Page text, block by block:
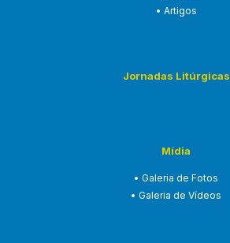
• Artigos
Jornadas Litúrgicas
Mídia
• Galeria de Fotos
• Galeria de Vídeos